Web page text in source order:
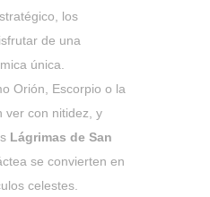
los
de una
única.
Orión, Escorpio o la
ver con nitidez, y
Lágrimas de San
se convierten en
celestes.